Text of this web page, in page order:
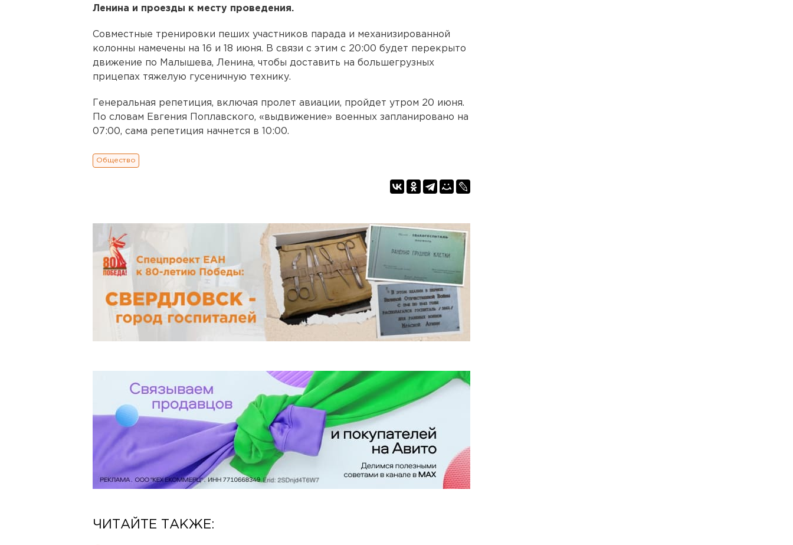
Ленина и проезды к месту проведения.
Совместные тренировки пеших участников парада и механизированной
колонны намечены на 16 и 18 июня. В связи с этим с 20:00 будет перекрыто
движение по Малышева, Ленина, чтобы доставить на большегрузных
прицепах тяжелую гусеничную технику.
Генеральная репетиция, включая пролет авиации, пройдет утром 20 июня.
По словам Евгения Поплавского, «выдвижение» военных запланировано на
07:00, сама репетиция начнется в 10:00.
Общество
ЧИТАЙТЕ ТАКЖЕ: